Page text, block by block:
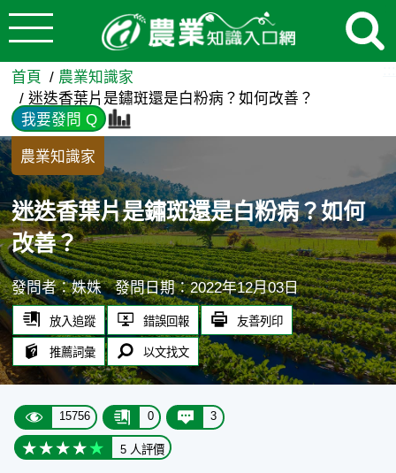
跳到主要內容
迷迭香葉片是鏽斑還是白粉
首頁
農業知識家
迷迭香葉片是鏽斑還是白粉病？如何改善？
我要發問 Q
農業知識家
迷迭香葉片是鏽斑還是白粉病？如何
改善？
發問者：姝姝 發問日期：2022年12月03日
放入追蹤 錯誤回報 友善列印
推薦詞彙 以文找文
15756 0 3
5 人評價